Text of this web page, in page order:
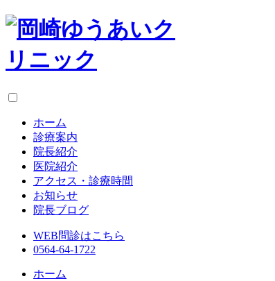
ホーム
診療案内
院長紹介
医院紹介
アクセス・診療時間
お知らせ
院長ブログ
WEB問診はこちら
0564-64-1722
ホーム